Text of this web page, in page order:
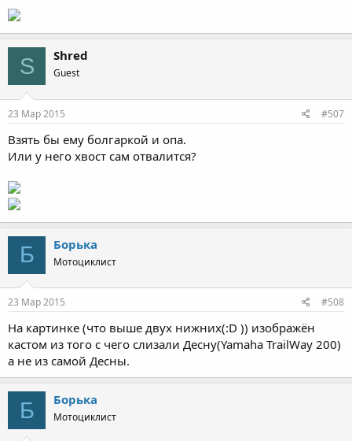
S Shred
Guest
23 Мар 2015 #507
Взять бы ему болгаркой и опа.
Или у него хвост сам отвалится?
Б Борька
Мотоциклист
23 Мар 2015 #508
На картинке (что выше двух нижних(:D )) изображён
кастом из того с чего слизали Десну(Yamaha TrailWay 200)
а не из самой Десны.
Б Борька
Мотоциклист